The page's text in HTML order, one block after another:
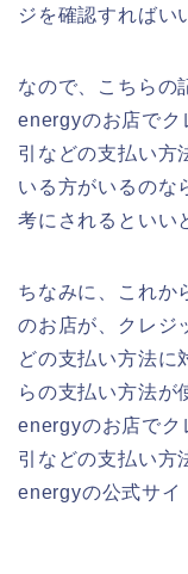
ジを確認すればい
なので、こちらの
energyのお店でク
引などの支払い方
いる方がいるのな
考にされるといい
ちなみに、これか
のお店が、クレジ
どの支払い方法に
らの支払い方法が
energyのお店でク
引などの支払い方
energyの公式サイ